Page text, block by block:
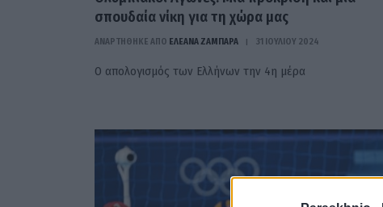
σπουδαία νίκη για τη χώρα μας
ΑΝΑΡΤΗΘΗΚΕ ΑΠΟ ΕΛΕΑΝΑ ΖΑΜΠΑΡΑ 31 ΙΟΥΛΊΟΥ 2024
Ο απολογισμός των Ελλήνων την 4η μέρα